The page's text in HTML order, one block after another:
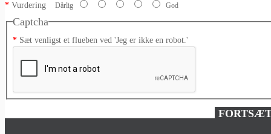
Vurdering Dårlig God
Captcha
Sæt venligst et flueben ved 'Jeg er ikke en robot.'